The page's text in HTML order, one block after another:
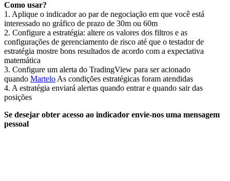
Como usar?
1. Aplique o indicador ao par de negociação em que você está
interessado no gráfico de prazo de 30m ou 60m
2. Configure a estratégia: altere os valores dos filtros e as
configurações de gerenciamento de risco até que o testador de
estratégia mostre bons resultados de acordo com a expectativa
matemática
3. Configure um alerta do TradingView para ser acionado
quando MarteloAs condições estratégicas foram atendidas
4. A estratégia enviará alertas quando entrar e quando sair das
posições
Se desejar obter acesso ao indicador envie-nos uma mensagem
pessoal